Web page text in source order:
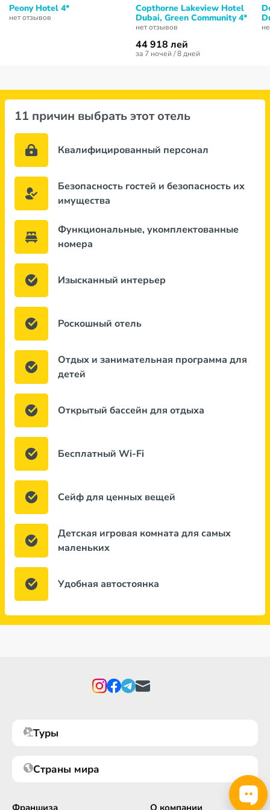
Peony Hotel 4*
нет отзывов
Copthorne Lakeview Hotel
Dubai, Green Community 4*
нет отзывов
44 918 лей
за 7 ночей / 8 дней
11 причин выбрать этот отель
Квалифицированный персонал
Безопасность гостей и безопасность их
имущества
Функциональные, укомплектованные
номера
Изысканный интерьер
Роскошный отель
Отдых и занимательная программа для
детей
Открытый бассейн для отдыха
Бесплатный Wi-Fi
Сейф для ценных вещей
Детская игровая комната для самых
маленьких
Удобная автостоянка
Туры
Страны мира
Франшиза О компании